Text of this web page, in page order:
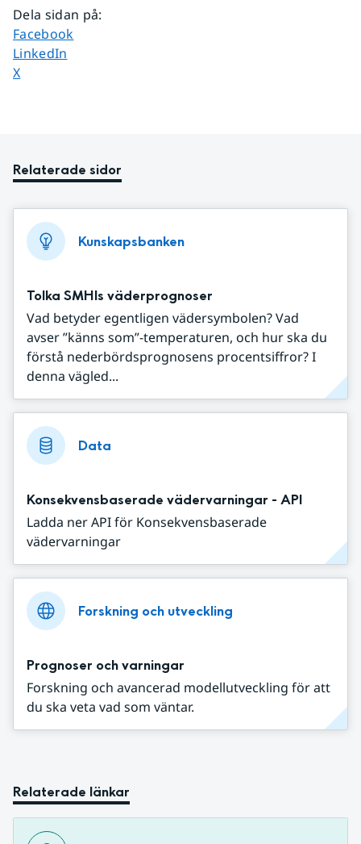
Dela sidan på:
Dela sidan på
Facebook
Dela sidan på
LinkedIn
Dela sidan på
X
Relaterade sidor
Kunskapsbanken
Tolka SMHIs väderprognoser
Vad betyder egentligen vädersymbolen? Vad
avser ”känns som”-temperaturen, och hur ska du
förstå nederbördsprognosens procentsiffror? I
denna vägled...
Data
Konsekvensbaserade vädervarningar - API
Ladda ner API för Konsekvensbaserade
vädervarningar
Forskning och utveckling
Prognoser och varningar
Forskning och avancerad modellutveckling för att
du ska veta vad som väntar.
Relaterade länkar